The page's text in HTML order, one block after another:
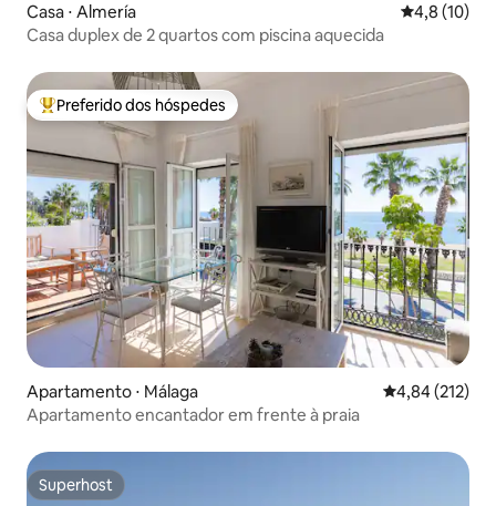
Casa ⋅ Almería 4,8 de uma
4,8 (10)
Casa duplex de 2 quartos com piscina aquecida
Entre os melhores preferidos dos hóspedes
Preferido dos hóspedes
Apartamento ⋅ Málaga 4,84 de uma
4,84 (212)
Apartamento encantador em frente à praia
Superhost
Superhost